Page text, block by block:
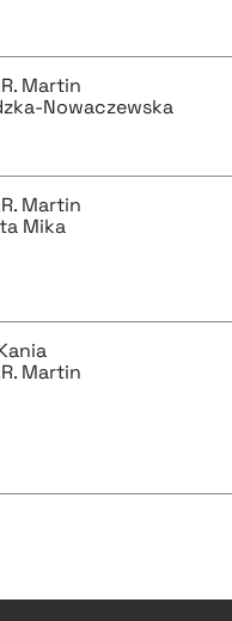
Martin
Nowaczewska
Martin
Mika
Martin